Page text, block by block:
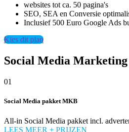
websites tot ca. 50 pagina's
SEO, SEA en Conversie
Inclusief 500 Euro Google Ads
Kies dit plan
Social Media Marketing
01
Social Media pakket MKB
All-in Social Media pakket incl.
LEES MEER + PRIJZEN